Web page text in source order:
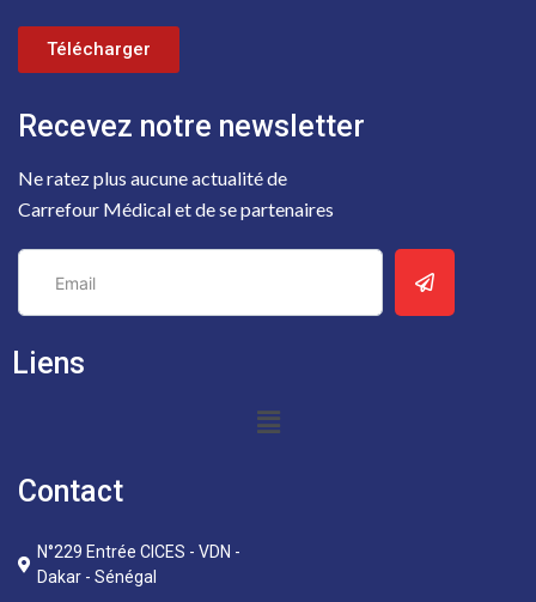
Contact
N°229 Entrée CICES - VDN -
Dakar - Sénégal
Liens
Recevez notre newsletter
Ne ratez plus aucune actualité de
Carrefour Médical et de se partenaires
Télécharger